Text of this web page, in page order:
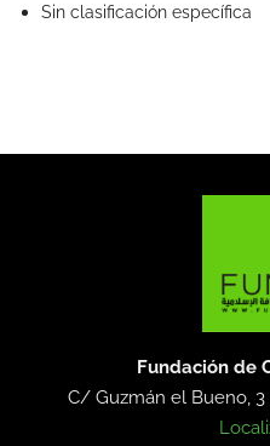
Sin clasificación específica
Fundación de
C/ Guzmán el Bueno,